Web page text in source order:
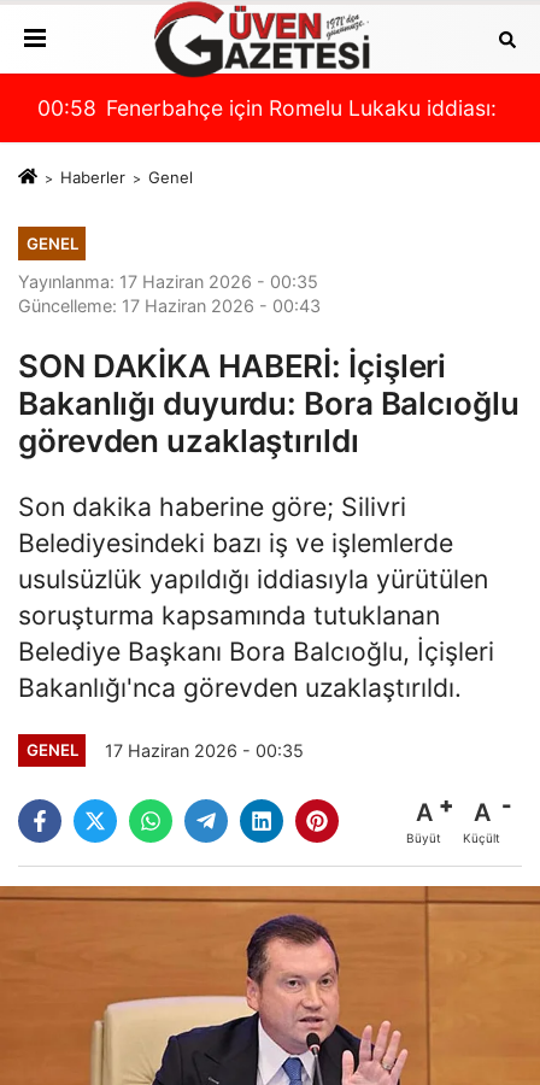
'Sözlü anlaşmaya varıldı!' İşte transferdeki son
00:58 Fenerbahçe ile anılan Endrick'e 3 talip
Haberler Genel
GENEL
Yayınlanma: 17 Haziran 2026 - 00:35
Güncelleme: 17 Haziran 2026 - 00:43
SON DAKİKA HABERİ: İçişleri
Bakanlığı duyurdu: Bora Balcıoğlu
görevden uzaklaştırıldı
Son dakika haberine göre; Silivri
Belediyesindeki bazı iş ve işlemlerde
usulsüzlük yapıldığı iddiasıyla yürütülen
soruşturma kapsamında tutuklanan
Belediye Başkanı Bora Balcıoğlu, İçişleri
Bakanlığı'nca görevden uzaklaştırıldı.
GENEL 17 Haziran 2026 - 00:35
A
Büyüt
A
Küçült